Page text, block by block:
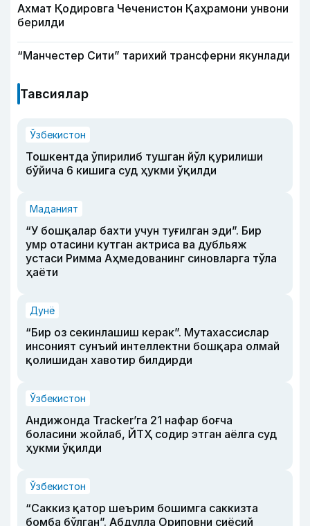
Ахмат Қодировга Чеченистон Қаҳрамони унвони
берилди
“Манчестер Сити” тарихий трансферни якунлади
Тавсиялар
Ўзбекистон
Тошкентда ўпирилиб тушган йўл қурилиши
бўйича 6 кишига суд ҳукми ўқилди
Маданият
“У бошқалар бахти учун туғилган эди”. Бир
умр отасини кутган актриса ва дубльяж
устаси Римма Аҳмедованинг синовларга тўла
ҳаёти
Дунё
“Бир оз секинлашиш керак”. Мутахассислар
инсоният сунъий интеллектни бошқара олмай
қолишидан хавотир билдирди
Ўзбекистон
Андижонда Tracker’га 21 нафар боғча
боласини жойлаб, ЙТҲ содир этган аёлга суд
ҳукми ўқилди
Ўзбекистон
“Саккиз қатор шеърим бошимга саккизта
бомба бўлган”. Абдулла Ориповни сиёсий